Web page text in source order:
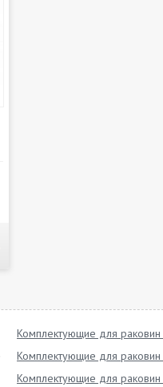
Комплектующие для раковин
Комплектующие для
Комплектующие для